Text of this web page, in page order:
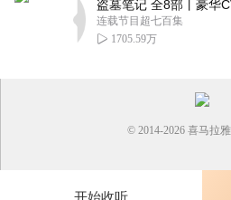
连载节目超七百集
1705.59万
开始收听
© 2014-2026 喜马拉